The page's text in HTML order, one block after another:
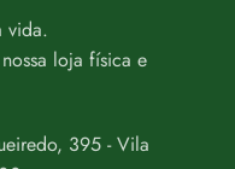
vida.
loja física e
395 - Vila